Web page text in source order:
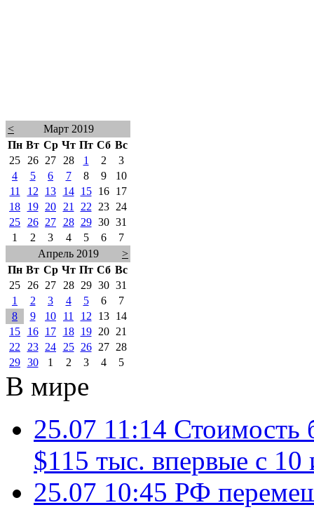
<
Март 2019
Пн Вт Ср Чт Пт Сб Вс
25
26 27 28 1 2
3
4
5 6 7 8 9
10
11
12 13 14 15 16
17
18
19 20 21 22 23
24
25
26 27 28 29 30 31
1
2 3 4 5 6
7
Апрель 2019
>
Пн Вт Ср Чт Пт Сб Вс
25
26 27 28 29 30 31
1
2 3 4 5 6
7
8
9 10 11 12 13
14
15
16 17 18 19 20
21
22
23 24 25 26 27
28
29 30 1 2 3 4 5
В мире
25.07 11:14 Стоимость
$115 тыс. впервые с 10
25.07 10:45 РФ